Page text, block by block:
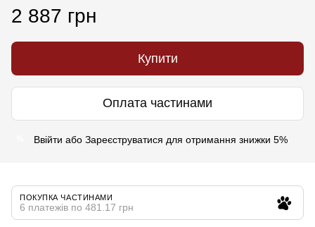
2 887 грн
Купити
Оплата частинами
Ввійти або Зареєструватися для отримання знижки 5%
ПОКУПКА ЧАСТИНАМИ
6 платежів по 481.17 грн